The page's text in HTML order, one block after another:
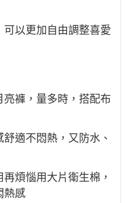
以更加自由調整喜愛
褲，量多時，搭配布
舒適不悶熱，又防水、
煩惱用大片衛生棉，
熱感